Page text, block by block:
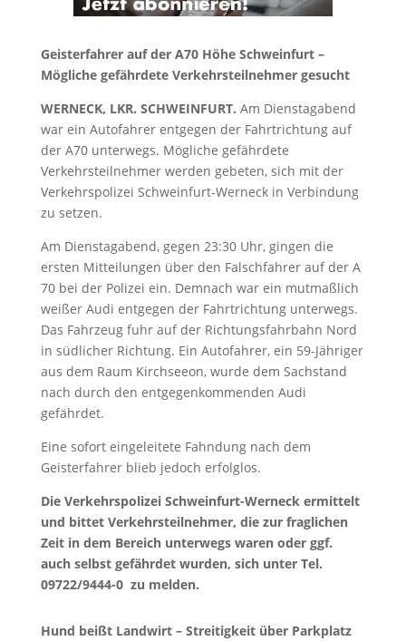
Geisterfahrer auf der A70 Höhe Schweinfurt –
Mögliche gefährdete Verkehrsteilnehmer gesucht
WERNECK, LKR. SCHWEINFURT. Am Dienstagabend
war ein Autofahrer entgegen der Fahrtrichtung auf
der A70 unterwegs. Mögliche gefährdete
Verkehrsteilnehmer werden gebeten, sich mit der
Verkehrspolizei Schweinfurt-Werneck in Verbindung
zu setzen.
Am Dienstagabend, gegen 23:30 Uhr, gingen die
ersten Mitteilungen über den Falschfahrer auf der A
70 bei der Polizei ein. Demnach war ein mutmaßlich
weißer Audi entgegen der Fahrtrichtung unterwegs.
Das Fahrzeug fuhr auf der Richtungsfahrbahn Nord
in südlicher Richtung. Ein Autofahrer, ein 59-Jähriger
aus dem Raum Kirchseeon, wurde dem Sachstand
nach durch den entgegenkommenden Audi
gefährdet.
Eine sofort eingeleitete Fahndung nach dem
Geisterfahrer blieb jedoch erfolglos.
Die Verkehrspolizei Schweinfurt-Werneck ermittelt
und bittet Verkehrsteilnehmer, die zur fraglichen
Zeit in dem Bereich unterwegs waren oder ggf.
auch selbst gefährdet wurden, sich unter Tel.
09722/9444-0 zu melden.
Hund beißt Landwirt – Streitigkeit über Parkplatz